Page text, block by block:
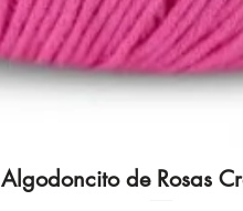
Vista rápida
Algodoncito de Rosas